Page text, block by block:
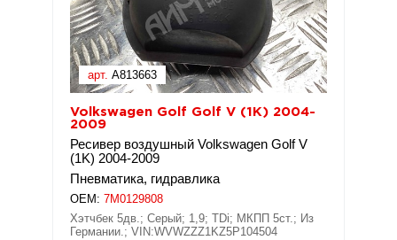
арт. A813663
Volkswagen Golf Golf V (1K) 2004-
2009
Ресивер воздушный Volkswagen Golf V
(1K) 2004-2009
Пневматика, гидравлика
OEM: 7M0129808
Хэтчбек 5дв.; Серый; 1,9; TDi; МКПП 5ст.; Из
Германии.; VIN:WVWZZZ1KZ5P104504